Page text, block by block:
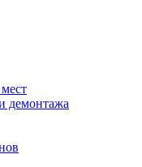
демонтажа